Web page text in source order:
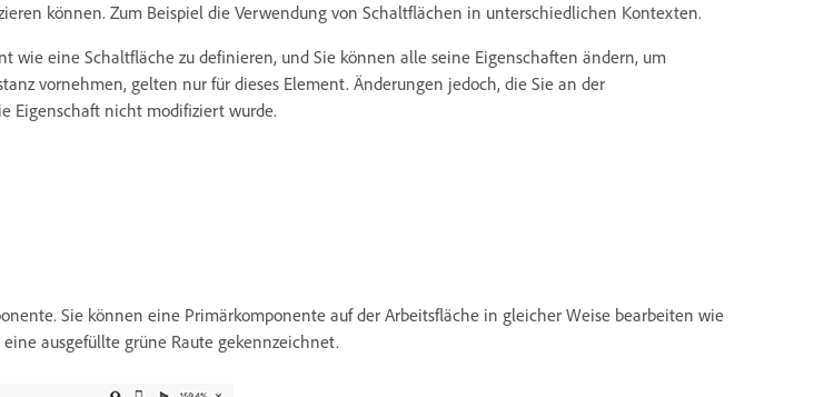
können. Zum Beispiel die Verwendung von Schaltflächen in unterschiedlichen Kontexten.
eine Schaltfläche zu definieren, und Sie können alle seine Eigenschaften ändern, um
vornehmen, gelten nur für dieses Element. Änderungen jedoch, die Sie an der
Eigenschaft nicht modifiziert wurde.
Sie können eine Primärkomponente auf der Arbeitsfläche in gleicher Weise bearbeiten wie
ausgefüllte grüne Raute gekennzeichnet.